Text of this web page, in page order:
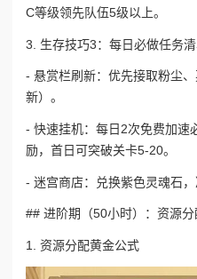
C等级领先队伍5级以上。
3. 生存技巧3：每日必做任务
- 悬赏栏刷新：优先接取粉尘
新）。
- 快速挂机：每日2次免费加速
励，首日可突破关卡5-20。
- 迷宫商店：兑换紫色灵魂石，
## 进阶期（50小时）：资源
1. 资源分配黄金公式